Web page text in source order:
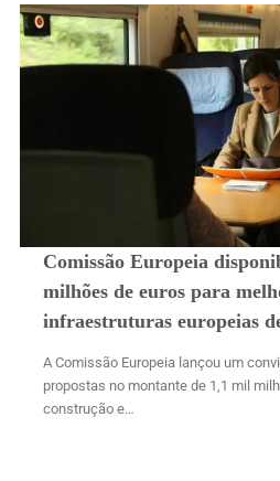
Comissão Europeia
milhões de euros para
infraestruturas europeias
A Comissão Europeia lançou um
propostas no montante de 1,1 mil
construção e…